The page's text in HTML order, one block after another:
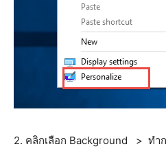
2. คลิกเลือก Background > ทำ